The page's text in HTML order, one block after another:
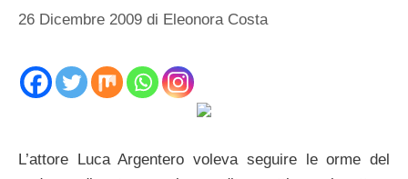
26 Dicembre 2009 di Eleonora Costa
L’attore Luca Argentero voleva seguire le orme del